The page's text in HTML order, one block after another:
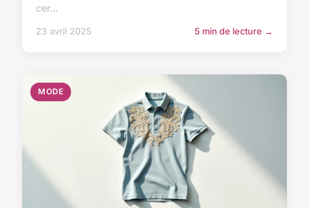
cer...
23 avril 2025 5 min de lecture →
MODE